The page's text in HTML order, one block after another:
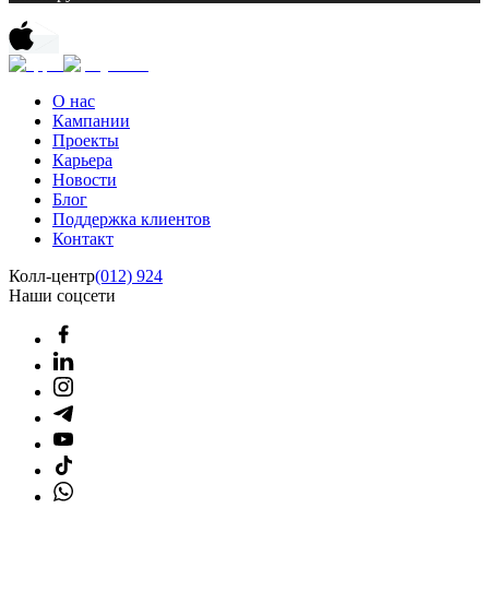
О нас
Кампании
Проекты
Карьера
Новости
Блог
Поддержка клиентов
Контакт
Колл-центр(012) 924
Наши соцсети